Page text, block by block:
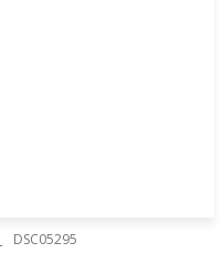
DSC05295